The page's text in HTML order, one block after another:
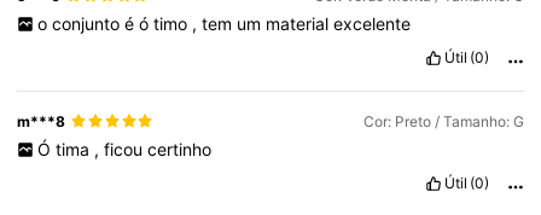
o conjunto é ó timo , tem um material excelente
Útil (0)
m***8 Cor: Preto / Tamanho: G
Ó tima , ficou certinho
Útil (0)